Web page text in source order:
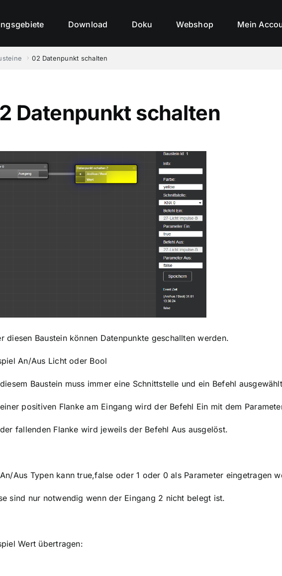
Download Doku Webshop Mein
02 Datenpunkt schalten
Datenpunkt schalten
diesen Baustein können Datenpunkte geschallten werden.
An/Aus Licht oder Bool
Baustein muss immer eine Schnittstelle und ein Befehl
positiven Flanke am Eingang wird der Befehl Ein mit dem
fallenden Flanke wird jeweils der Befehl Aus ausgelöst.
Aus Typen kann true,false oder 1 oder 0 als Parameter eingetragen
sind nur notwendig wenn der Eingang 2 nicht belegt ist.
Wert übertragen: